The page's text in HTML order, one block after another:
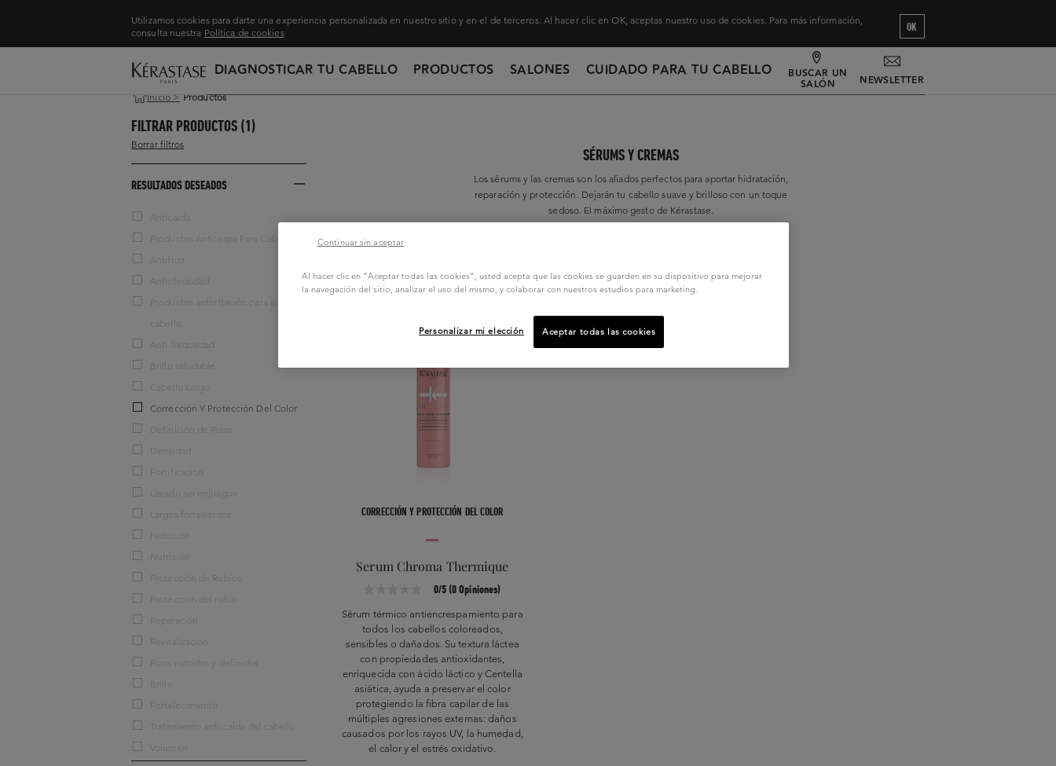
Utilizamos cookies para darte una experiencia personalizada en nuestro sitio y en el de terceros. Al hacer clic en OK, aceptas nuestro uso de cookies. Para más información,
consulta nuestra Política de cookies OK
DIAGNOSTICAR TU CABELLO PRODUCTOS SALONES CUIDADO PARA TU CABELLO BUSCAR UN
SALÓN NEWSLETTER
Inicio > Productos
FILTRAR PRODUCTOS (1)
Borrar filtros
RESULTADOS DESEADOS
Anticaída
Productos Anticaspa Para Cabello
Antifrizz
Antioleosidad
Productos antirritación para el
cabello
Anti-Sequedad
Brillo saludable
Cabello Largo
Corrección Y Protección Del Color
Definición de Rizos
Densidad
Fortificacion
Lavado sin enjuague
Largos fortalecidos
Nutrición
Nutrición
Protección de Rubios
Protección del rubio
Reparación
Revitalización
Rizos nutridos y definidos
Brillo
Fortalecimiento
Tratamiento anti-caÍda del cabello
Volumen
SÉRUMS Y CREMAS
Los sérums y las cremas son los aliados perfectos para aportar hidratación,
reparación y protección. Dejarán tu cabello suave y brilloso con un toque
sedoso. El máximo gesto de Kérastase.
CORRECCIÓN Y PROTECCIÓN DEL COLOR
Serum Chroma Thermique
0/5 (0 Opiniones)
Sérum térmico antiencrespamiento para
todos los cabellos coloreados,
sensibles o dañados. Su textura láctea
con propiedades antioxidantes,
enriquecida con ácido láctico y Centella
asiática, ayuda a preservar el color
protegiendo la fibra capilar de las
múltiples agresiones externas: daños
causados por los rayos UV, la humedad,
el calor y el estrés oxidativo.
Al hacer clic en “Aceptar todas las cookies”, usted acepta que las cookies se guarden en su dispositivo para mejorar
la navegación del sitio, analizar el uso del mismo, y colaborar con nuestros estudios para marketing.
Aceptar todas las cookies
Personalizar mi elección
Continuar sin aceptar